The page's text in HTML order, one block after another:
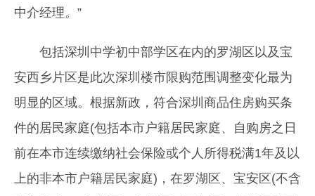
中介经理。”
包括深圳中学初中部学区在内的罗湖区以及宝
安西乡片区是此次深圳楼市限购范围调整变化最为
明显的区域。根据新政，符合深圳商品住房购买条
件的居民家庭(包括本市户籍居民家庭、自购房之日
前在本市连续缴纳社会保险或个人所得税满1年及以
上的非本市户籍居民家庭)，在罗湖区、宝安区(不含